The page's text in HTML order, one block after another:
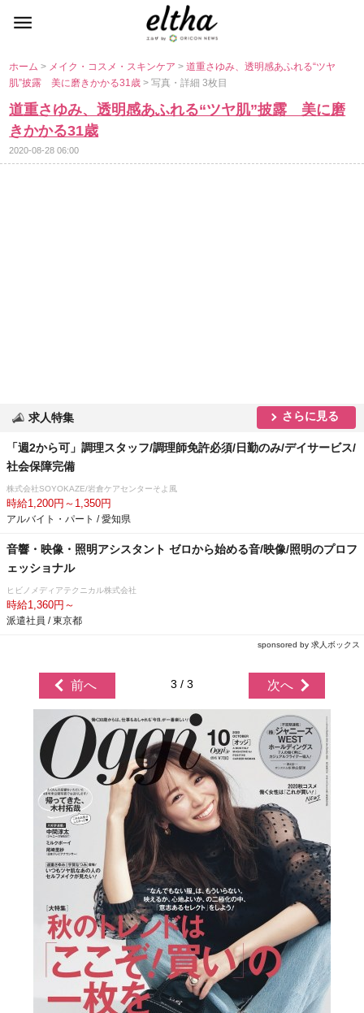
ホーム> メイク・コスメ・スキンケア>道重さゆみ、透明感あふれる“ツヤ
肌”披露 美に磨きかかる31歳> 写真・詳細 3枚目
道重さゆみ、透明感あふれる“ツヤ肌”披露 美に磨
きかかる31歳
2020-08-28 06:00
求人特集 さらに見る
「週2から可」調理スタッフ/調理師免許必須/日勤のみ/デイサービス/
社会保障完備
株式会社SOYOKAZE/岩倉ケアセンターそよ風
時給1,200円～1,350円
アルバイト・パート / 愛知県
音響・映像・照明アシスタント ゼロから始める音/映像/照明のプロフ
ェッショナル
ヒビノメディアテクニカル株式会社
時給1,360円～
派遣社員 / 東京都
sponsored by 求人ボックス
前へ 3 / 3 次へ